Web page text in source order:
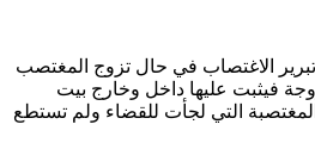
تبرير الاغتصاب في حال تزوج المغتصب
فيثبت عليها داخل وخارج بيت
التي لجأت للقضاء ولم تستطع